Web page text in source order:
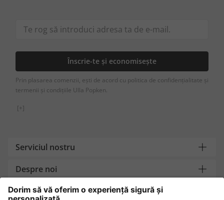
Înscrie-te și economisește
Prin plasarea comenzii, ești de acord cu politica de confidențialitate și
termenii și condițiile Ulla Popken.
[+]
Serviciul nostru
Despre noi
Contact